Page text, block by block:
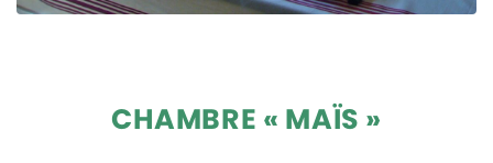
CHAMBRE « MAÏS »